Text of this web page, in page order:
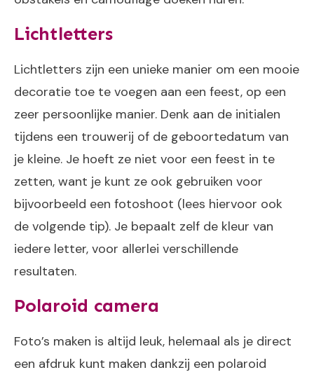
Lichtletters
Lichtletters zijn een unieke manier om een mooie
decoratie toe te voegen aan een feest, op een
zeer persoonlijke manier. Denk aan de initialen
tijdens een trouwerij of de geboortedatum van
je kleine. Je hoeft ze niet voor een feest in te
zetten, want je kunt ze ook gebruiken voor
bijvoorbeeld een fotoshoot (lees hiervoor ook
de volgende tip). Je bepaalt zelf de kleur van
iedere letter, voor allerlei verschillende
resultaten.
Polaroid camera
Foto’s maken is altijd leuk, helemaal als je direct
een afdruk kunt maken dankzij een polaroid